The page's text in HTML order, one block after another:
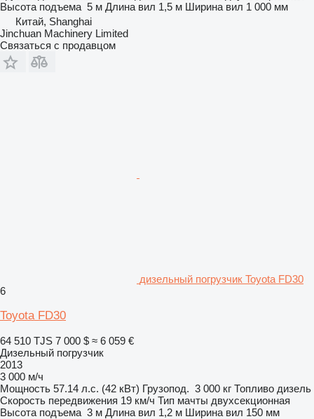
Высота подъема 5 м Длина вил 1,5 м Ширина вил 1 000 мм
Китай, Shanghai
Jinchuan Machinery Limited
Связаться с продавцом
дизельный погрузчик Toyota FD30
6
Toyota FD30
64 510 TJS 7 000 $ ≈ 6 059 €
Дизельный погрузчик
2013
3 000 м/ч
Мощность 57.14 л.с. (42 кВт) Грузопод. 3 000 кг Топливо дизель
Скорость передвижения 19 км/ч Тип мачты двухсекционная
Высота подъема 3 м Длина вил 1,2 м Ширина вил 150 мм